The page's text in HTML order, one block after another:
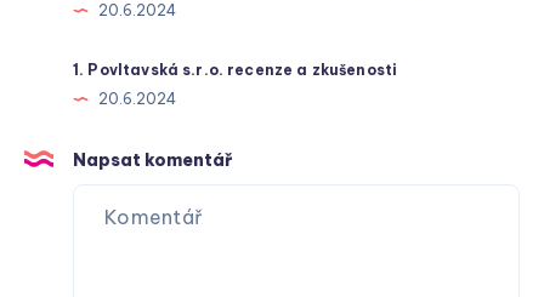
20.6.2024
1. Povltavská s.r.o. recenze a zkušenosti
20.6.2024
Napsat komentář